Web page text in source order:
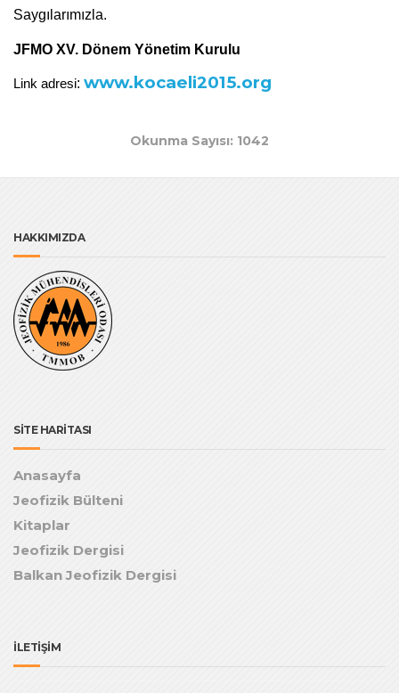
Saygılarımızla.
JFMO XV. Dönem Yönetim Kurulu
Link adresi: www.kocaeli2015.org
Okunma Sayısı: 1042
HAKKIMIZDA
SİTE HARİTASI
Anasayfa
Jeofizik Bülteni
Kitaplar
Jeofizik Dergisi
Balkan Jeofizik Dergisi
İLETİŞİM